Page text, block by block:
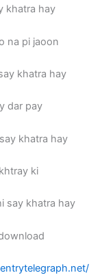
khatra hay
na pi jaoon
khatra hay
dar pay
khatra hay
ki
say khatra hay